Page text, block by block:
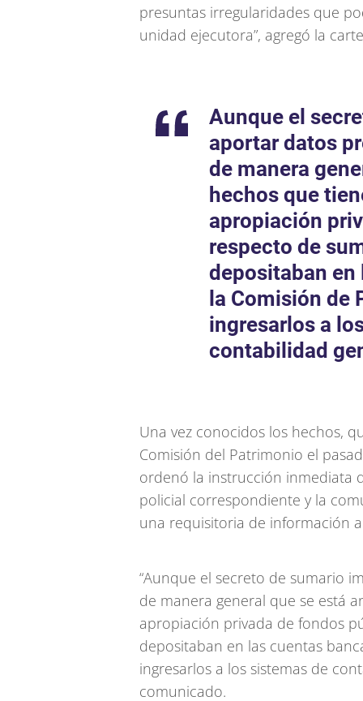
presuntas irregularidades que
unidad ejecutora”, agregó la
Aunque el
aportar datos
de manera
hechos que
apropiación
respecto de
depositaban en
la Comisión de
ingresarlos a
contabilidad
Una vez conocidos los hechos,
Comisión del Patrimonio el
ordenó la instrucción inmediata
policial correspondiente y la
una requisitoria de información
“Aunque el secreto de sumario
de manera general que se está
apropiación privada de fondos
depositaban en las cuentas
ingresarlos a los sistemas de
comunicado.